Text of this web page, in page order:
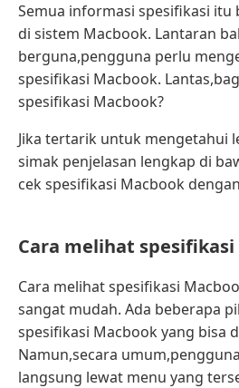
Semua informasi spesifikasi itu
di sistem Macbook. Lantaran
berguna,pengguna perlu
spesifikasi Macbook.
spesifikasi Macbook?
Jika tertarik untuk mengetahui
simak penjelasan lengkap di
cek spesifikasi Macbook
Cara melihat spesifikasi
Cara melihat spesifikasi
sangat mudah. Ada beberapa
spesifikasi Macbook yang bisa
Namun,secara
langsung lewat menu yang